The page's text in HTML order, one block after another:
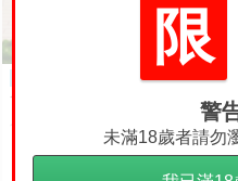
[星爆貓PVC專賣]光菱 請問
今天要來點兔子嗎？ 心愛 連身裙
限
警
未滿18歲者請勿